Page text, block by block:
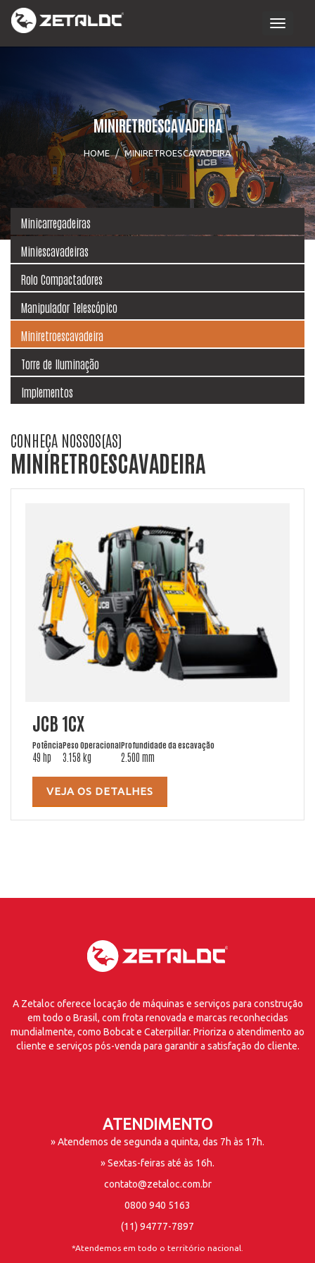
Toggle
MINIRETROESCAVADEIRA
HOME MINIRETROESCAVADEIRA
Minicarregadeiras
Miniescavadeiras
Rolo Compactadores
Manipulador Telescópico
Miniretroescavadeira
Torre de Iluminação
Implementos
CONHEÇA NOSSOS(AS)
MINIRETROESCAVADEIRA
JCB 1CX
Potência
49 hp
Peso Operacional
3.158 kg
Profundidade da escavação
2.500 mm
VEJA OS DETALHES
A Zetaloc oferece locação de máquinas e serviços para construção
em todo o Brasil, com frota renovada e marcas reconhecidas
mundialmente, como Bobcat e Caterpillar. Prioriza o atendimento ao
cliente e serviços pós-venda para garantir a satisfação do cliente.
ATENDIMENTO
» Atendemos de segunda a quinta, das 7h às 17h.
» Sextas-feiras até às 16h.
contato@zetaloc.com.br
0800 940 5163
(11) 94777-7897
*Atendemos em todo o território nacional.